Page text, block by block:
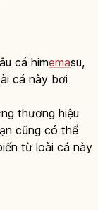
cá himemasu,
cá này bơi
thương hiệu
cũng có thể
từ loài cá này